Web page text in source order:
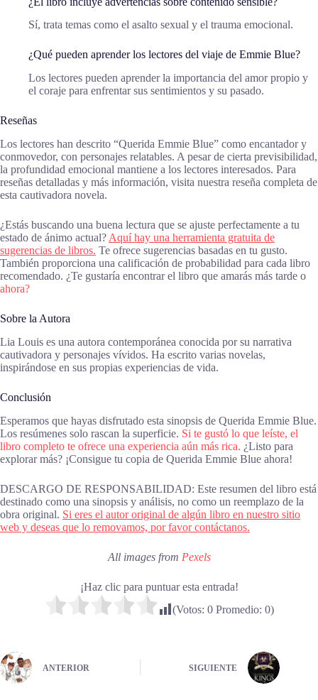
Sí, trata temas como el asalto sexual y el trauma emocional.
¿Qué pueden aprender los lectores del viaje de Emmie Blue?
Los lectores pueden aprender la importancia del amor propio y
el coraje para enfrentar sus sentimientos y su pasado.
Reseñas
Los lectores han descrito “Querida Emmie Blue” como encantador y
conmovedor, con personajes relatables. A pesar de cierta previsibilidad,
la profundidad emocional mantiene a los lectores interesados. Para
reseñas detalladas y más información, visita nuestra reseña completa de
esta cautivadora novela.
¿Estás buscando una buena lectura que se ajuste perfectamente a tu
estado de ánimo actual? Aquí hay una herramienta gratuita de
sugerencias de libros. Te ofrece sugerencias basadas en tu gusto.
También proporciona una calificación de probabilidad para cada libro
recomendado. ¿Te gustaría encontrar el libro que amarás más tarde o
ahora?
Sobre la Autora
Lia Louis es una autora contemporánea conocida por su narrativa
cautivadora y personajes vívidos. Ha escrito varias novelas,
inspirándose en sus propias experiencias de vida.
Conclusión
Esperamos que hayas disfrutado esta sinopsis de Querida Emmie Blue.
Los resúmenes solo rascan la superficie. Si te gustó lo que leíste, el
libro completo te ofrece una experiencia aún más rica. ¿Listo para
explorar más? ¡Consigue tu copia de Querida Emmie Blue ahora!
DESCARGO DE RESPONSABILIDAD: Este resumen del libro está
destinado como una sinopsis y análisis, no como un reemplazo de la
obra original. Si eres el autor original de algún libro en nuestro sitio
web y deseas que lo removamos, por favor contáctanos.
All images from Pexels
¡Haz clic para puntuar esta entrada!
(Votos: 0Promedio: 0)
ANTERIOR SIGUIENTE